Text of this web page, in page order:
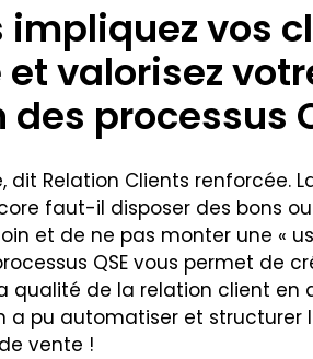
impliquez vos
valorisez
processus
dit Relation Clients renforcée.
faut-il disposer des bons
et de ne pas monter une «
QSE vous permet de
qualité de la relation client en
a pu automatiser et structurer
vente !